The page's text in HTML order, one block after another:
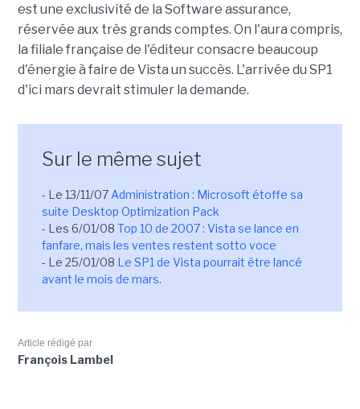
est une exclusivité de la Software assurance,
réservée aux très grands comptes. On l'aura compris,
la filiale française de l'éditeur consacre beaucoup
d'énergie à faire de Vista un succès. L'arrivée du SP1
d'ici mars devrait stimuler la demande.
Sur le même sujet
- Le 13/11/07 Administration : Microsoft étoffe sa
suite Desktop Optimization Pack
- Les 6/01/08 Top 10 de 2007 : Vista se lance en
fanfare, mais les ventes restent sotto voce
- Le 25/01/08 Le SP1 de Vista pourrait être lancé
avant le mois de mars.
Article rédigé par
François Lambel